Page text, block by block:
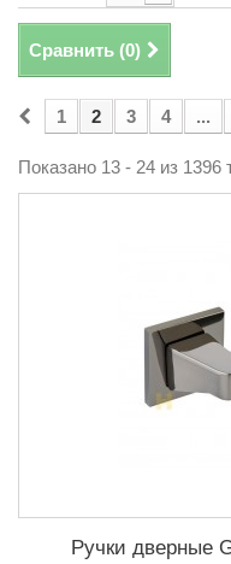
Сравнить (0)
1 2 3 4 ...
Показано 13 - 24 из 1396
Ручки дверные